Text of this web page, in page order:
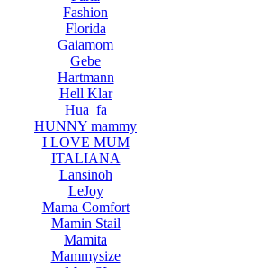
Fashion
Florida
Gaiamom
Gebe
Hartmann
Hell Klar
Hua_fa
HUNNY mammy
I LOVE MUM
ITALIANA
Lansinoh
LeJoy
Mama Comfort
Mamin Stail
Mamita
Mammysize